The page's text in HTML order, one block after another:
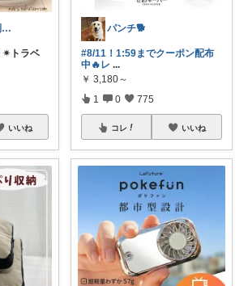
なお⛺️時短便利グッズ好き♡オリ写多め♪
✴︎トラベ
いいね
パンチ🐕
#8/11！1:59までクーポン配布
中🔥レ ...
￥ 3,180～
1 0 775
コレ いいね